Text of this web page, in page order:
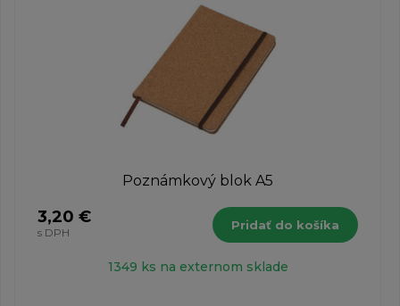
Poznámkový blok A5
3,20 €
s DPH
Pridať do košíka
1349 ks na externom sklade